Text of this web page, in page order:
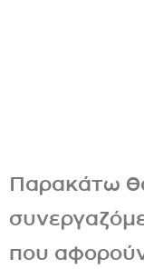
Παρακάτω
που